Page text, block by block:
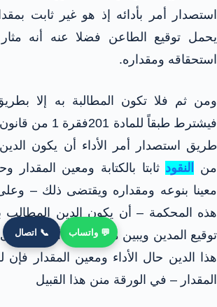
استصدار أمر بأدائه إذ هو غير ثابت
يحمل توقيع الطاعن فضلا عنه أنه مثار
استحقاقه ومقداره.
ومن ثم فلا تكون المطالبة به إلا
فيشترط طبقاً
طريق استصدار أمر الأداء أن يكون
من
النقود ثابتا بالكتابة ومعين المقدار
معينا بنوعه ومقداره ويقتضى ذلك –
هذه المحكمة – أن يكون الدين المطالب به
توقيع المدين ويبين منها أو من أوراق
هذا الدين حال الأداء ومعين المقدار
المقدار – في الورقة منن هذا القبيل
💬 واتساب 📞 اتصال